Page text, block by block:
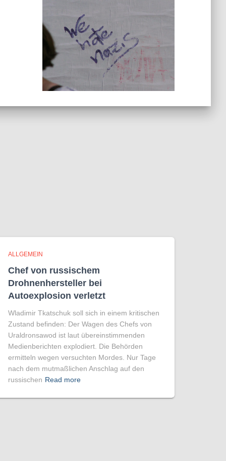
ALLGEMEIN
Chef von russischem
Drohnenhersteller bei
Autoexplosion verletzt
Wladimir Tkatschuk soll sich in einem kritischen
Zustand befinden: Der Wagen des Chefs von
Uraldronsawod ist laut übereinstimmenden
Medienberichten explodiert. Die Behörden
ermitteln wegen versuchten Mordes. Nur Tage
nach dem mutmaßlichen Anschlag auf den
russischen Read more